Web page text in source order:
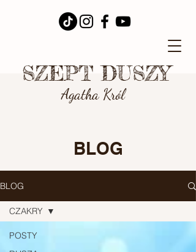
Agatha Król
SZEPT DUSZY
BLOG
BLOG
POSTY
CZAKRY